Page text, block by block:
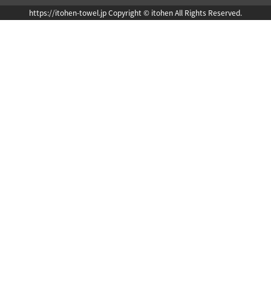
https://itohen-towel.jp Copyright © itohen All Rights Reserved.